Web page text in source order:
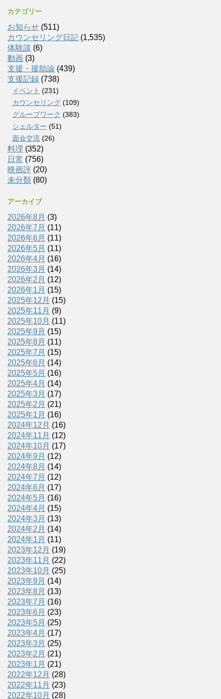
カテゴリー
お知らせ (511)
カウンセリング日記 (1,535)
体験談 (6)
動画 (3)
支援・援助論 (439)
支援記録 (738)
イベント (231)
カウンセリング (109)
グループワーク (383)
シェルター (51)
面会交流 (26)
料理 (352)
日常 (756)
映画評 (20)
未分類 (80)
アーカイブ
2026年8月 (3)
2026年7月 (11)
2026年6月 (11)
2026年5月 (11)
2026年4月 (16)
2026年3月 (14)
2026年2月 (12)
2026年1月 (15)
2025年12月 (15)
2025年11月 (9)
2025年10月 (11)
2025年9月 (15)
2025年8月 (11)
2025年7月 (15)
2025年6月 (14)
2025年5月 (16)
2025年4月 (14)
2025年3月 (17)
2025年2月 (21)
2025年1月 (16)
2024年12月 (16)
2024年11月 (12)
2024年10月 (17)
2024年9月 (12)
2024年8月 (14)
2024年7月 (12)
2024年6月 (17)
2024年5月 (16)
2024年4月 (15)
2024年3月 (13)
2024年2月 (14)
2024年1月 (11)
2023年12月 (19)
2023年11月 (22)
2023年10月 (25)
2023年9月 (14)
2023年8月 (13)
2023年7月 (16)
2023年6月 (23)
2023年5月 (25)
2023年4月 (17)
2023年3月 (25)
2023年2月 (21)
2023年1月 (21)
2022年12月 (28)
2022年11月 (23)
2022年10月 (28)